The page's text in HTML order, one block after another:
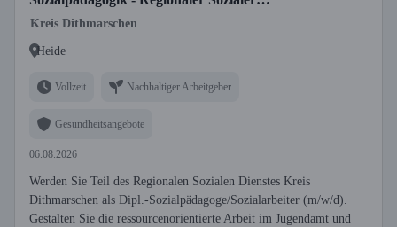
Dienst
Kreis Dithmarschen
Heide
Vollzeit Nachhaltiger Arbeitgeber
Gesundheitsangebote
06.08.2026
Werden Sie Teil des Regionalen Sozialen Dienstes Kreis
Dithmarschen als Dipl.-Sozialpädagoge/Sozialarbeiter (m/w/d).
Gestalten Sie die ressourcenorientierte Arbeit im Jugendamt und